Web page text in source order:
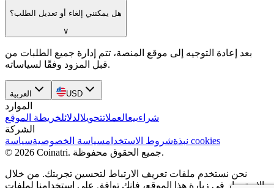
هل يمكنني إلغاء أو تعديل الطلب؟
∨
بعد إعادة التوجيه إلى موقع المنصة، تتم إدارة جميع الطلبات من
قبل المزود وفقًا لسياساته.
العربية USD
الموارد
شراءبيعالعملاتتحويلالدلائلخريطة الموقع
الشركة
نبذةشروط الاستخدامسياسة الخصوصية
سياسة cookies
© 2026 Coinatri. جميع الحقوق محفوظة.
نحن نستخدم ملفات تعريف الارتباط لتحسين تجربتك. من خلال
الاستمرار في زيارة هذا الموقع، فإنك توافق على استخدامنا لملفات